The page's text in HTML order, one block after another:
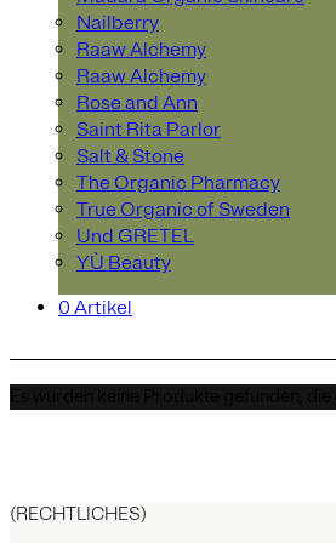
Nailberry
Raaw Alchemy
Raaw Alchemy
Rose and Ann
Saint Rita Parlor
Salt & Stone
The Organic Pharmacy
True Organic of Sweden
Und GRETEL
YÙ Beauty
0 Artikel
(RECHTLICHES)